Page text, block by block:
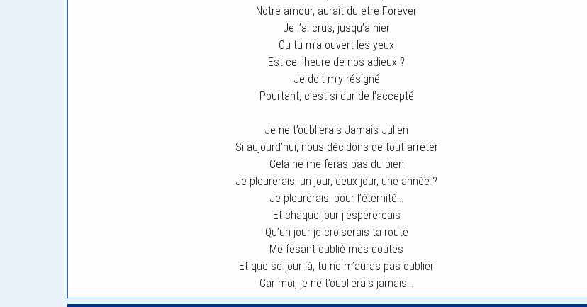
Notre amour, aurait-du etre Forever
Je l’ai crus, jusqu’a hier
Ou tu m’a ouvert les yeux
Est-ce l’heure de nos adieux ?
Je doit m’y résigné
Pourtant, c’est si dur de l’accepté
Je ne t’oublierais Jamais Julien
Si aujourd’hui, nous décidons de tout arreter
Cela ne me feras pas du bien
Je pleurerais, un jour, deux jour, une année ?
Je pleurerais, pour l’éternité…
Et chaque jour j’esperereais
Qu’un jour je croiserais ta route
Me fesant oublié mes doutes
Et que se jour là, tu ne m’auras pas oublier
Car moi, je ne t’oublierais jamais…